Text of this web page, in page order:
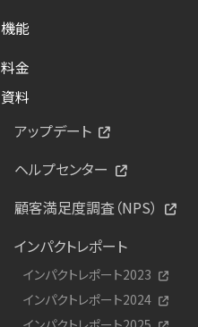
機能
料金
資料
アップデート
ヘルプセンター
顧客満足度調査（NPS）
インパクトレポート
インパクトレポート2023
インパクトレポート2024